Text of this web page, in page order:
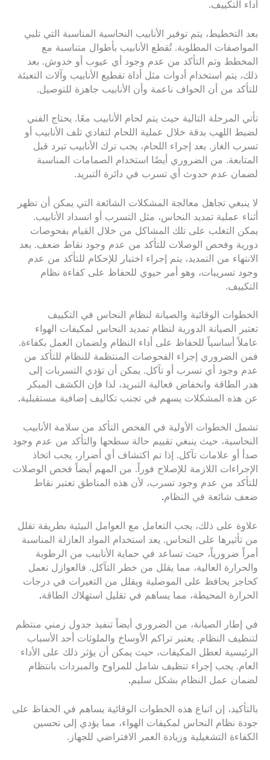
أداء التكييف.
بعد التخطيط، يتم توفير الأنابيب النحاسية المناسبة التي تلبي
المواصفات المطلوبة. تُقطع الأنابيب بأطوال متناسبة مع
المخطط وتم التأكد من عدم وجود أي عيوب أو خدوش. بعد
ذلك، يتم استخدام أدوات مثل أداة تقطيع الأنابيب وآلات التعبئة
للتأكد من أن الحواف ناعمة وأن الأنابيب جاهزة للتوصيل.
تأتي المرحلة التالية حيث يتم لحام الأنابيب معًا. يحتاج الفني
لضبط اللهب بدقة خلال عملية اللحام لتفادي تلف الأنابيب أو
تسرب الغاز. بعد إجراء اللحام، يجب ترك الأنابيب تبرد قبل
المتابعة. من الضروري أيضًا استخدام الصمامات المناسبة
لضمان عدم حدوث أي تسرب في دائرة التبريد.
لا ينبغي تجاهل معالجة المشكلات الشائعة التي يمكن أن تظهر
أثناء عملية تمديد النحاس، مثل التسرب أو انسداد الأنابيب.
يمكن التغلب على تلك المشاكل من خلال القيام بفحوصات
دورية وفحص الوصلات للتأكد من عدم وجود نقاط ضعف. بعد
الانتهاء من التمديد، يتم إجراء اختبار للإحكام للتأكد من عدم
وجود تسريبات، وهو أمر حيوي للحفاظ على كفاءة نظام
التكييف.
الخطوات الوقائية والصيانة لنظام النحاس في التكييف
تعتبر الصيانة الدورية لنظام تمديد النحاس لمكيفات الهواء
عاملاً أساسياً للحفاظ على أداء النظام ولضمان العمل بكفاءة.
فمن الضروري إجراء الفحوصات المنتظمة للنظام للتأكد من
عدم وجود أي تسرب أو تآكل. يمكن أن تؤدي التسربات إلى
هدر الطاقة وانخفاض فعالية التبريد، لذا فإن الكشف المبكر
عن هذه المشكلات يسهم في تجنب تكاليف إضافية مستقبلية.
تشمل الخطوات الأولية في الفحص التأكد من سلامة الأنابيب
النحاسية، حيث ينبغي تقييم حالة سطحها والتأكد من عدم وجود
صدأ أو علامات تآكل. إذا تم اكتشاف أي أضرار، يجب اتخاذ
الإجراءات اللازمة للإصلاح فوراً. من المهم أيضاً فحص الوصلات
للتأكد من عدم وجود تسرب، لأن هذه المناطق تعتبر نقاط
ضعف شائعة في النظام.
علاوة على ذلك، يجب التعامل مع العوامل البيئية بطريقة تقلل
من تأثيرها على النحاس. يعد استخدام المواد العازلة المناسبة
أمراً ضرورياً، حيث تساعد في حماية الأنابيب من الرطوبة
والحرارة العالية، مما يقلل من خطر التآكل. فالعوازل تعمل
كحاجز يحافظ على الموصلية ويقلل من التغيرات في درجات
الحرارة المحيطة، مما يساهم في تقليل استهلاك الطاقة.
في إطار الصيانة، من الضروري أيضاً تنفيذ جدول زمني منتظم
لتنظيف النظام. يعتبر تراكم الأوساخ والملوثات أحد الأسباب
الرئيسية لعطل المكيفات، حيث يمكن أن يؤثر ذلك على الأداء
العام. يجب إجراء تنظيف شامل للمراوح والمبردات بانتظام
لضمان عمل النظام بشكل سليم.
بالتأكيد، إن اتباع هذه الخطوات الوقائية يساهم في الحفاظ على
جودة نظام النحاس لمكيفات الهواء، مما يؤدي إلى تحسين
الكفاءة التشغيلية وزيادة العمر الافتراضي للجهاز.